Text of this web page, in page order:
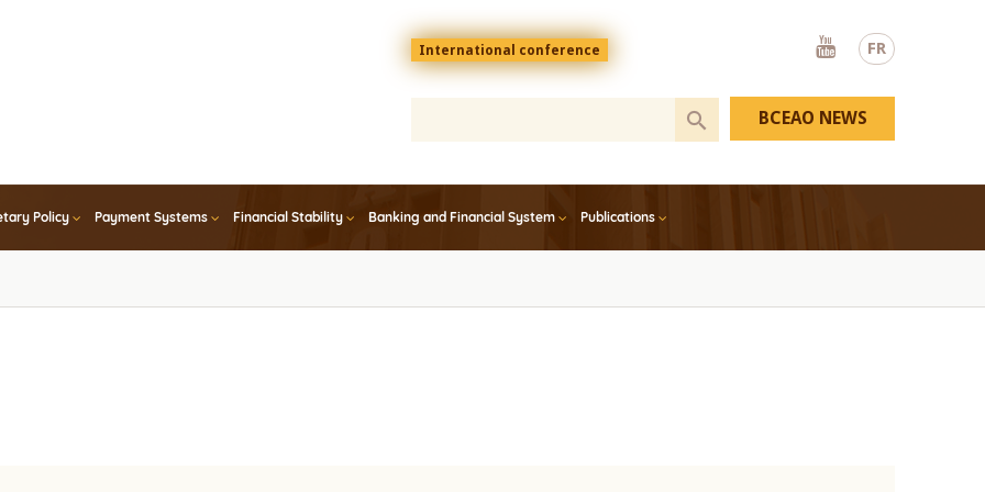
FR
Menu
top
En
International conference
Youtube
Policy Payment Systems Financial Stability Banking and Financial System Publications
BCEAO NEWS